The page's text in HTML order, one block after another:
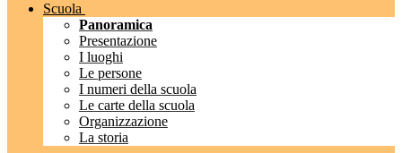
Scuola
Panoramica
Presentazione
I luoghi
Le persone
I numeri della scuola
Le carte della scuola
Organizzazione
La storia